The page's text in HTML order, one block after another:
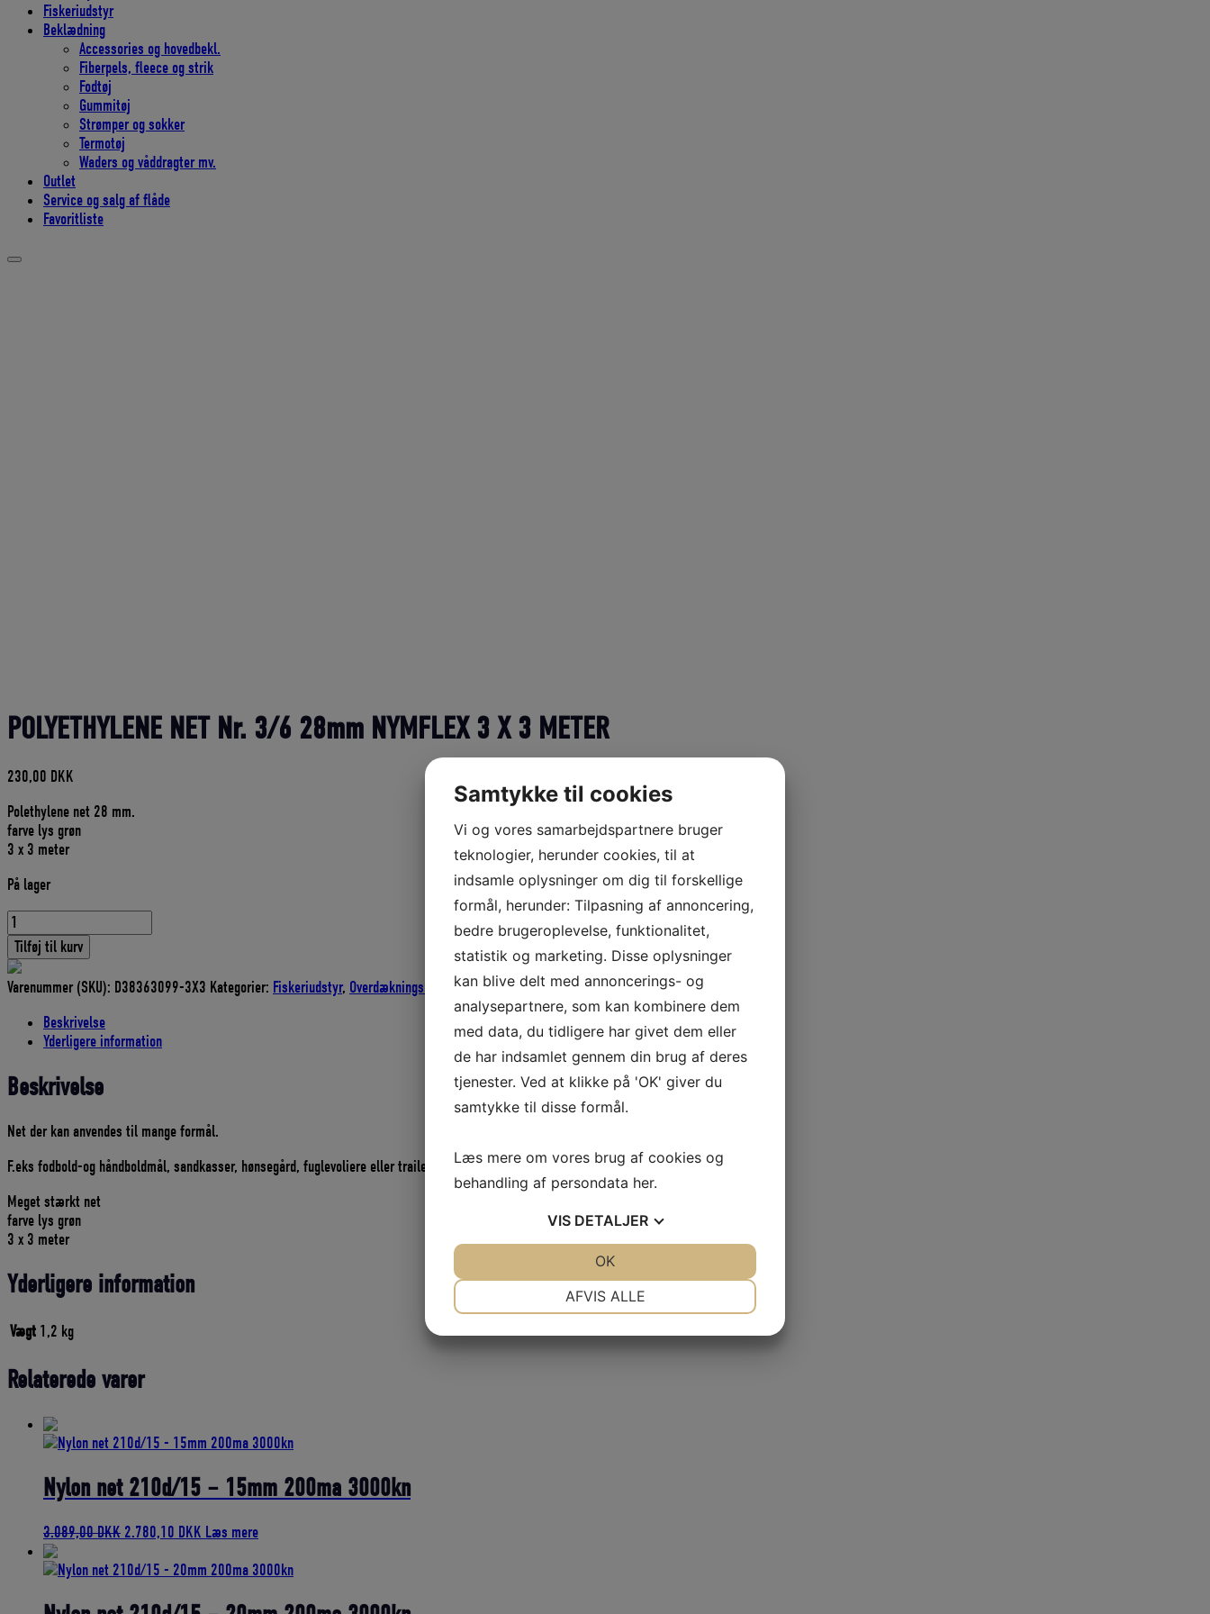
Fiskeriudstyr
Beklædning
Accessories og hovedbekl.
Fiberpels, fleece og strik
Fodtøj
Gummitøj
Strømper og sokker
Termotøj
Waders og våddragter mv.
Outlet
Service og salg af flåde
Favoritliste
POLYETHYLENE NET Nr. 3/6 28mm NYMFLEX 3 X 3 METER
230,00 DKK
Polethylene net 28 mm.
farve lys grøn
3 x 3 meter
På lager
POLYETHYLENE
NET
Nr.
3/6
28mm
NYMFLEX
METER
Tilføj til kurv
Varenummer (SKU): D38363099-3X3 Kategorier: Fiskeriudstyr, Overdækningsnet
Beskrivelse
Yderligere information
Beskrivelse
Net der kan anvendes til mange formål.
F.eks fodbold-og håndboldmål, sandkasser, hønsegård, fuglevoliere eller trailer- og lastbilnet.
Meget stærkt net
farve lys grøn
3 x 3 meter
Yderligere information
Vægt 1,2 kg
Relaterede varer
Nylon net 210d/15 – 15mm 200ma 3000kn
3.089,00DKK Den
pris
3.089,00 DKK.
2.780,10 DKK Den
pris
2.780,10 DKK.
Læs mere
Samtykke til cookies
Vi og vores samarbejdspartnere bruger
teknologier, herunder cookies, til at
indsamle oplysninger om dig til forskellige
formål, herunder: Tilpasning af annoncering,
bedre brugeroplevelse, funktionalitet,
statistik og marketing. Disse oplysninger
kan blive delt med annoncerings- og
analysepartnere, som kan kombinere dem
med data, du tidligere har givet dem eller
de har indsamlet gennem din brug af deres
tjenester. Ved at klikke på 'OK' giver du
samtykke til disse formål.
Læs mere om vores brug af cookies og
behandling af persondata her.
VIS DETALJER
AFVIS ALLE
OK